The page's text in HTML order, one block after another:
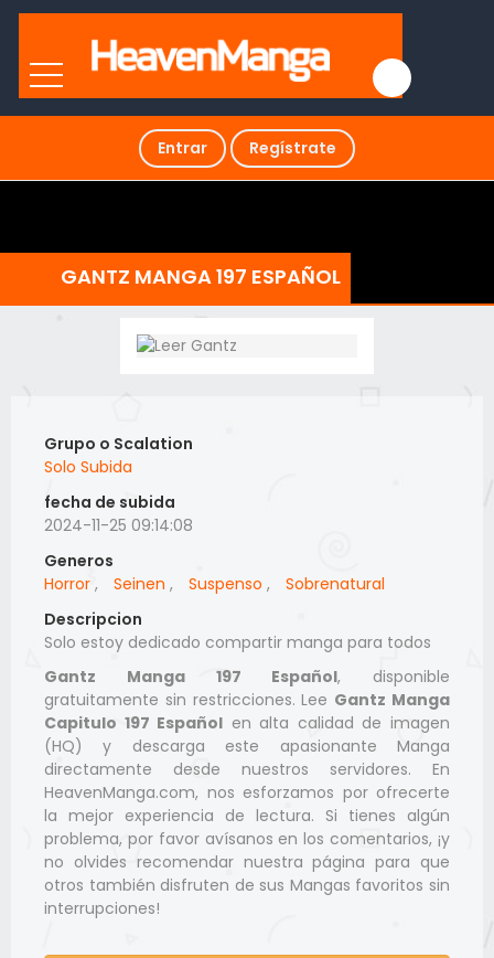
Entrar Regístrate
GANTZ MANGA 197 ESPAÑOL
Grupo o Scalation
Solo Subida
fecha de subida
2024-11-25 09:14:08
Generos
Horror , Seinen , Suspenso ,
Sobrenatural
Descripcion
Solo estoy dedicado compartir manga para todos
Gantz Manga 197 Español, disponible
gratuitamente sin restricciones. Lee Gantz Manga
Capitulo 197 Español en alta calidad de imagen
(HQ) y descarga este apasionante Manga
directamente desde nuestros servidores. En
HeavenManga.com, nos esforzamos por ofrecerte
la mejor experiencia de lectura. Si tienes algún
problema, por favor avísanos en los comentarios, ¡y
no olvides recomendar nuestra página para que
otros también disfruten de sus Mangas favoritos sin
interrupciones!